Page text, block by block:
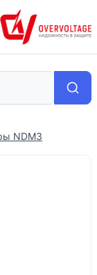
NDM3